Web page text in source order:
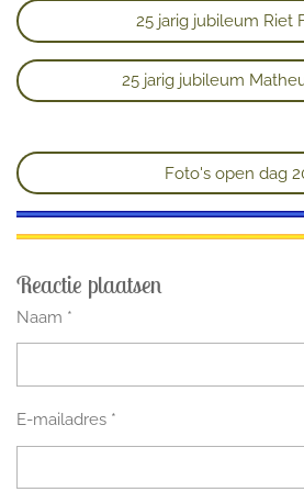
25 jarig jubileum Riet
25 jarig jubileum
Foto's open dag
Reactie plaatsen
Naam *
E-mailadres *